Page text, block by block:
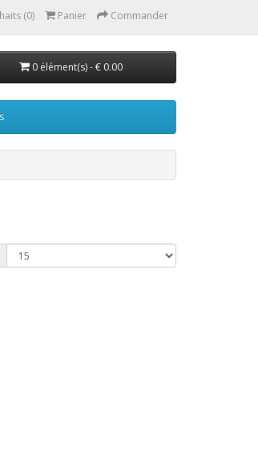
(0) Panier Commander
0 élément(s) - € 0.00